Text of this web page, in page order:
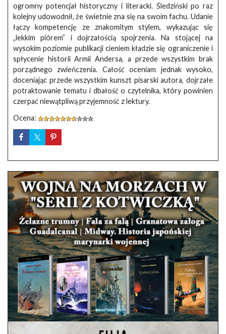
ogromny potencjał historyczny i literacki. Śledziński po raz
kolejny udowodnił, że świetnie zna się na swoim fachu. Udanie
łączy kompetencję ze znakomitym stylem, wykazując się
„lekkim piórem” i dojrzałością spojrzenia. Na stojącej na
wysokim poziomie publikacji cieniem kładzie się ograniczenie i
spłycenie historii Armii Andersa, a przede wszystkim brak
porządnego zwieńczenia. Całość oceniam jednak wysoko,
doceniając przede wszystkim kunszt pisarski autora, dojrzałe
potraktowanie tematu i dbałość o czytelnika, który powinien
czerpać niewątpliwą przyjemność z lektury.
Ocena: